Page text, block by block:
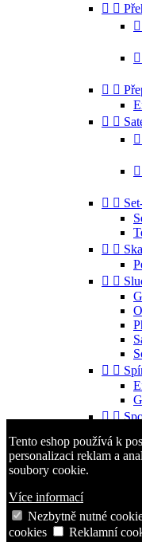
Tento eshop používá k
personalizaci reklam a
soubory cookie.
Více informací
Nezbytně nutné
cookies
Reklamní
 


 
 


 
 
 
 
 
